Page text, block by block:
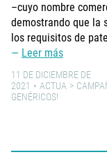
–cuyo nombre
demostrando que la
los requisitos de
Leer más
11 DE DICIEMBRE DE
2021
ACTUA
GENÉRICOS!